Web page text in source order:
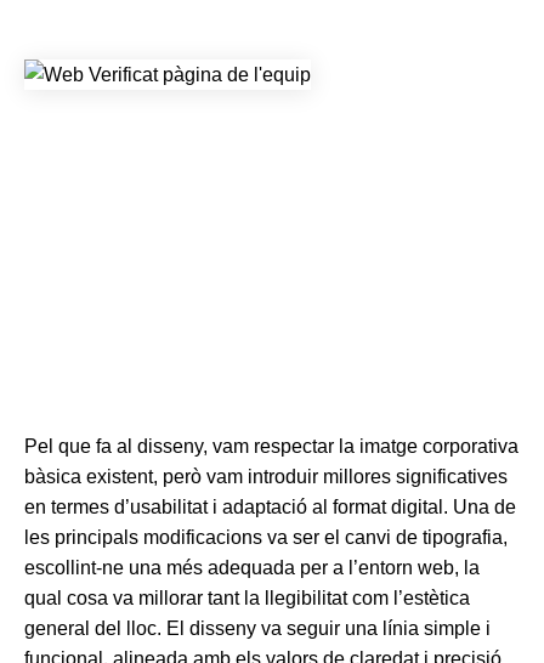
Pel que fa al disseny, vam respectar la imatge corporativa
bàsica existent, però vam introduir millores significatives
en termes d’usabilitat i adaptació al format digital. Una de
les principals modificacions va ser el canvi de tipografia,
escollint-ne una més adequada per a l’entorn web, la
qual cosa va millorar tant la llegibilitat com l’estètica
general del lloc. El disseny va seguir una línia simple i